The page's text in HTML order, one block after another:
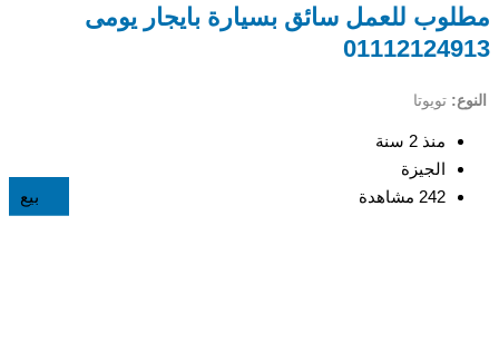
بيع
مطلوب للعمل سائق بسيارة بايجار يومى
01112124913
النوع تويوتا
منذ 2 سنة
الجيزة
242 مشاهدة